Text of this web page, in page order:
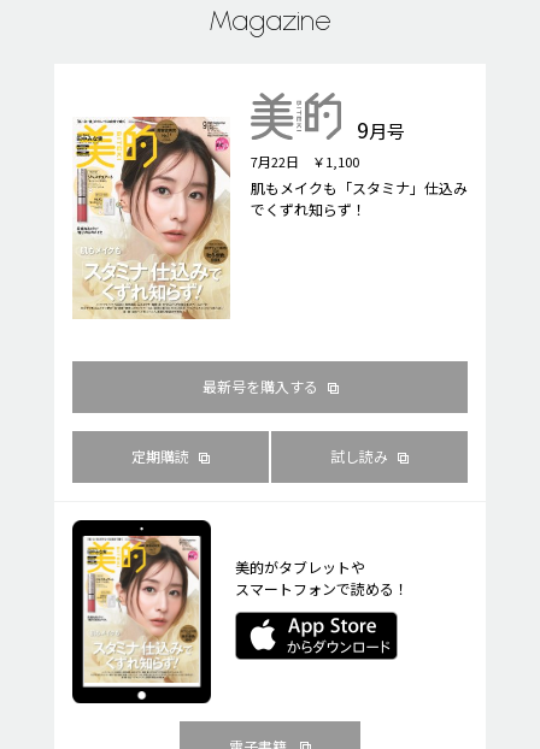
Magazine
9月号
7月22日 ￥1,100
肌もメイクも「スタミナ」仕込み
でくずれ知らず！
最新号を購入する
定期購読 試し読み
美的がタブレットや
スマートフォンで読める！